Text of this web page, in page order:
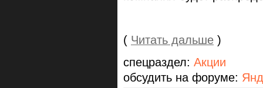
( Читать дальше )
спецраздел: Акции
обсудить на форуме: